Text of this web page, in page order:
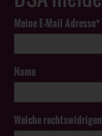
Meine E-Mail Adresse*
Name
Welche